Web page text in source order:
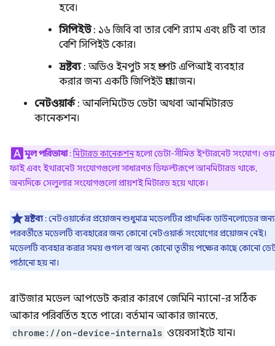
হবে।
সিপিইউ: ১৬ জিবি বা তার বেশি র‍্যাম এবং ৪টি বা তার
বেশি সিপিইউ কোর।
দ্রষ্টব্য: অডিও ইনপুট সহ প্রম্পট এপিআই ব্যবহার
করার জন্য একটি জিপিইউ প্রয়োজন।
নেটওয়ার্ক: আনলিমিটেড ডেটা অথবা আনমিটারড
কানেকশন।
মূল পরিভাষা:মিটারড কানেকশনহলো ডেটা-সীমিত ইন্টারনেট সংযোগ।
ফাই এবং ইথারনেট সংযোগগুলো সাধারণত ডিফল্টরূপে আনমিটারড থাকে,
অন্যদিকে সেলুলার সংযোগগুলো প্রায়শই মিটারড হয়ে থাকে।
দ্রষ্টব্য: নেটওয়ার্কের প্রয়োজন শুধুমাত্র মডেলটির প্রাথমিক ডাউনলোডের
পরবর্তীতে মডেলটি ব্যবহারের জন্য কোনো নেটওয়ার্ক সংযোগের প্রয়োজন নেই।
মডেলটি ব্যবহার করার সময় গুগল বা অন্য কোনো তৃতীয় পক্ষের কাছে কোনো
পাঠানো হয় না।
ব্রাউজার মডেল আপডেট করার কারণে জেমিনি ন্যানো-র সঠিক
আকার পরিবর্তিত হতে পারে। বর্তমান আকার জানতে,
chrome://on-device-internals ওয়েবসাইটে যান।